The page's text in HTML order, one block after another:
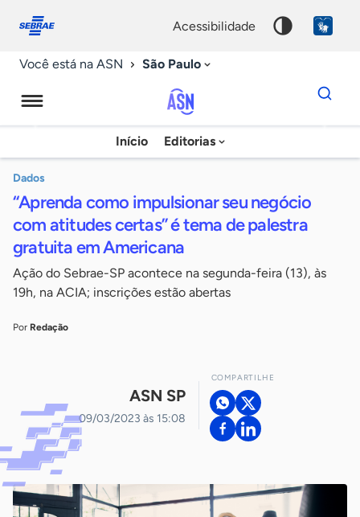
conosco
acessibilidade
Você está na ASN São Paulo
Agência
Sebrae
Notícias
Início Editorias
Dados
para
chave
Dados
“Aprenda como impulsionar seu negócio
com atitudes certas” é tema de palestra
gratuita em Americana
Ação do Sebrae-SP acontece na segunda-feira (13), às
19h, na ACIA; inscrições estão abertas
Por Redação
ASN SP
09/03/2023 às 15:08
COMPARTILHE